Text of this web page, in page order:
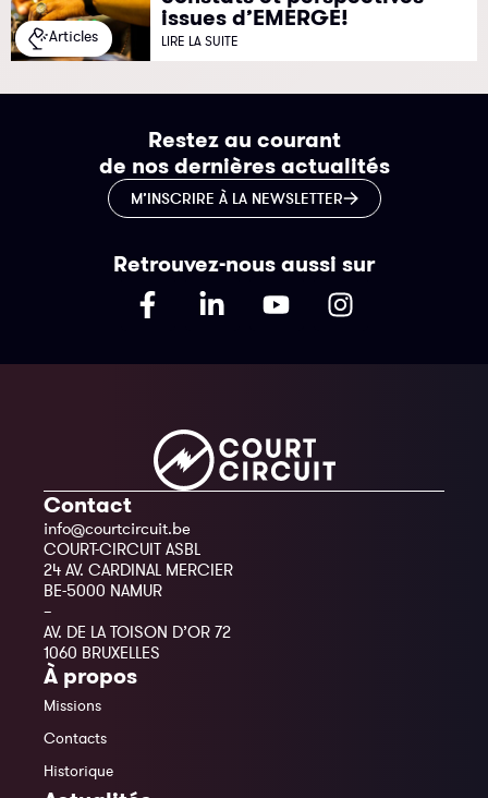
Articles
issues d’EMERGE!
LIRE LA SUITE
Restez au courant
de nos dernières actualités
M’INSCRIRE À LA NEWSLETTER
Retrouvez-nous aussi sur
Contact
info@courtcircuit.be
COURT-CIRCUIT ASBL
24 AV. CARDINAL MERCIER
BE-5000 NAMUR
–
AV. DE LA TOISON D’OR 72
1060 BRUXELLES
À propos
Missions
Contacts
Historique